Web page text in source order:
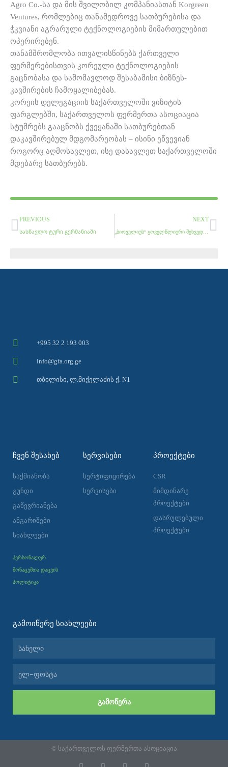
Agro Co.-სა და მის შვილობილ კომპანიასთან Korgreen
Ventures, რომლებიც თანამედროვე სათბურებისა და
ჭკვიანი აგრარული ტექნოლოგიების მიმართულებით
ოპერირებენ.
თანამშრომლობა ითვალისწინებს ქართველი
ფერმერებისთვის კორეული ტექნოლოგიების
გაცნობასა და სამომავლოდ შესაბამისი ბიზნეს-
კავშირების ჩამოყალიბებას.
კორეის დელეგაციის საქართველოში ვიზიტის
ფარგლებში, საქართველოს ფერმერთა ასოციაცია
სტუმრებს გააცნობს ქვეყანაში სათბურებთან
დაკავშირებულ მდგომარეობას – ისინი ეწვევიან
როგორც აღმოსავლეთ, ისე დასავლეთ საქართველოში
მდებარე სათბურებს.
Prev
PREVIOUS
Სასწავლო ტური გერმანიაში
NEXT
„ბიოველიუს“ ყოველწლიური შეხვედრა
+995 32 2 193 003
info@gfa.org.ge
თბილისი, ლ.მიქელაძის ქ. N1
ᲩᲕᲔᲜ ᲨᲔᲡᲐᲮᲔᲑ
საქმიანობა
გუნდი
გაწევრიანება
ანგარიშები
სიახლეები
პერსონალურ
მონაცემთა დაცვის
პოლიტიკა
ᲡᲔᲠᲕᲘᲡᲔᲑᲘ
სერტიფიცირება
სერვისები
ᲞᲠᲝᲔᲥᲢᲔᲑᲘ
CSR
მიმდინარე
პროექტები
დასრულებული
პროექტები
ᲒᲐᲛᲝᲘᲬᲔᲠᲔ ᲡᲘᲐᲮᲚᲔᲔᲑᲘ
სახელი
ᲒᲐᲛᲝᲬᲔᲠᲐ
© საქართველოს ფერმერთა ასოციაცია
F I Y L